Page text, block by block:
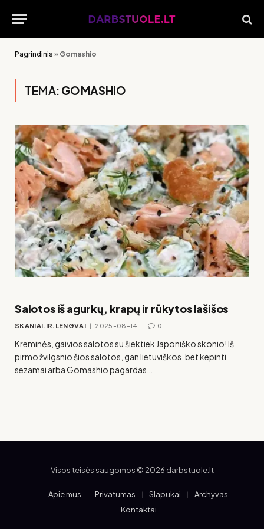
Pagrindinis » Gomashio
TEMA: GOMASHIO
Salotos iš agurkų, krapų ir rūkytos lašišos
SKANIAI.IR.LENGVAI 2025-08-14 0
Kreminės, gaivios salotos su šiektiek Japoniško skonio! Iš
pirmo žvilgsnio šios salotos, gan lietuviškos, bet kepinti
sezamai arba Gomashio pagardas…
Visos teisės saugomos © 2026 darbstuole.lt
Apie mus Privatumas Slapukai
Archyvas
Kontaktai